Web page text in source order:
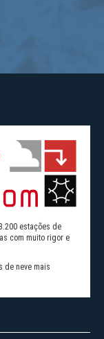
estações de
com muito rigor e
de neve mais